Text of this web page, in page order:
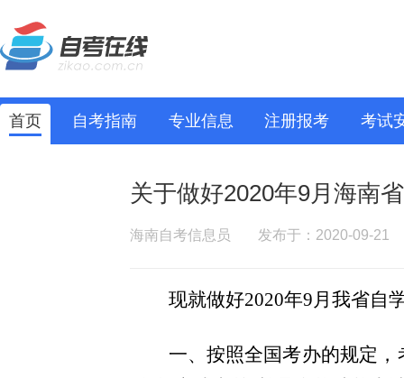
首页 自考指南 专业信息 注册报考 考试
关于做好2020年9月海南
海南自考信息员 发布于：2020-09-21
现就做好2020年9月我省自
一、按照全国考办的规定